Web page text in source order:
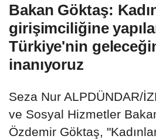
Bakan Göktaş:
girişimciliğine
Türkiye'nin
inanıyoruz
Seza Nur ALPDÜNDAR/
ve Sosyal Hizmetler
Özdemir Göktaş,